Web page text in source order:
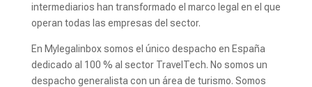
intermediarios han transformado el marco legal en el que
operan todas las empresas del sector.
En Mylegalinbox somos el único despacho en España
dedicado al 100 % al sector TravelTech. No somos un
despacho generalista con un área de turismo. Somos